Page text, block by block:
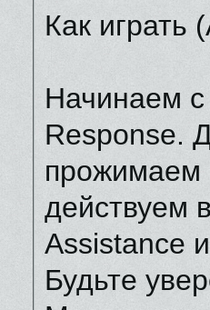
Как играть
Начинаем с
Response.
прожимаем
действуем
Assistance
Будьте